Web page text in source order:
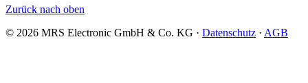
Zurück nach oben
© 2026 MRS Electronic GmbH & Co. KG · Datenschutz · AGB